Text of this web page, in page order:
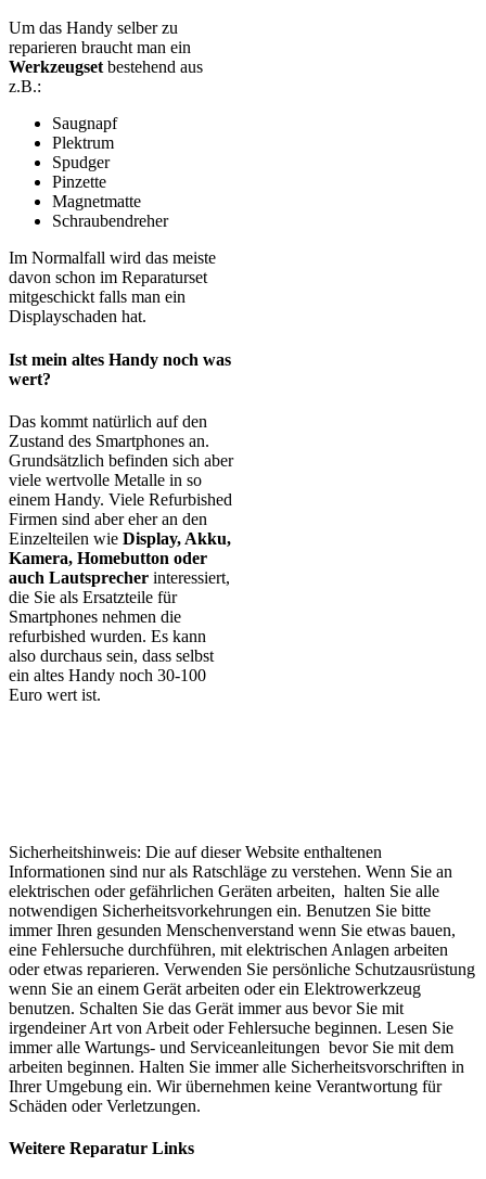
Um das Handy selber zu
reparieren braucht man ein
Werkzeugset bestehend aus
z.B.:
Saugnapf
Plektrum
Spudger
Pinzette
Magnetmatte
Schraubendreher
Im Normalfall wird das meiste
davon schon im Reparaturset
mitgeschickt falls man ein
Displayschaden hat.
Ist mein altes Handy noch was
wert?
Das kommt natürlich auf den
Zustand des Smartphones an.
Grundsätzlich befinden sich aber
viele wertvolle Metalle in so
einem Handy. Viele Refurbished
Firmen sind aber eher an den
Einzelteilen wie Display, Akku,
Kamera, Homebutton oder
auch Lautsprecher interessiert,
die Sie als Ersatzteile für
Smartphones nehmen die
refurbished wurden. Es kann
also durchaus sein, dass selbst
ein altes Handy noch 30-100
Euro wert ist.
Sicherheitshinweis: Die auf dieser Website enthaltenen
Informationen sind nur als Ratschläge zu verstehen. Wenn Sie an
elektrischen oder gefährlichen Geräten arbeiten, halten Sie alle
notwendigen Sicherheitsvorkehrungen ein. Benutzen Sie bitte
immer Ihren gesunden Menschenverstand wenn Sie etwas bauen,
eine Fehlersuche durchführen, mit elektrischen Anlagen arbeiten
oder etwas reparieren. Verwenden Sie persönliche Schutzausrüstung
wenn Sie an einem Gerät arbeiten oder ein Elektrowerkzeug
benutzen. Schalten Sie das Gerät immer aus bevor Sie mit
irgendeiner Art von Arbeit oder Fehlersuche beginnen. Lesen Sie
immer alle Wartungs- und Serviceanleitungen bevor Sie mit dem
arbeiten beginnen. Halten Sie immer alle Sicherheitsvorschriften in
Ihrer Umgebung ein. Wir übernehmen keine Verantwortung für
Schäden oder Verletzungen.
Weitere Reparatur Links